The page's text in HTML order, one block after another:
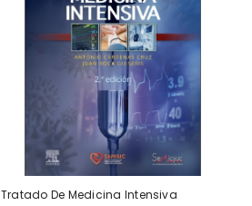
Tratado De Medicina Intensiva